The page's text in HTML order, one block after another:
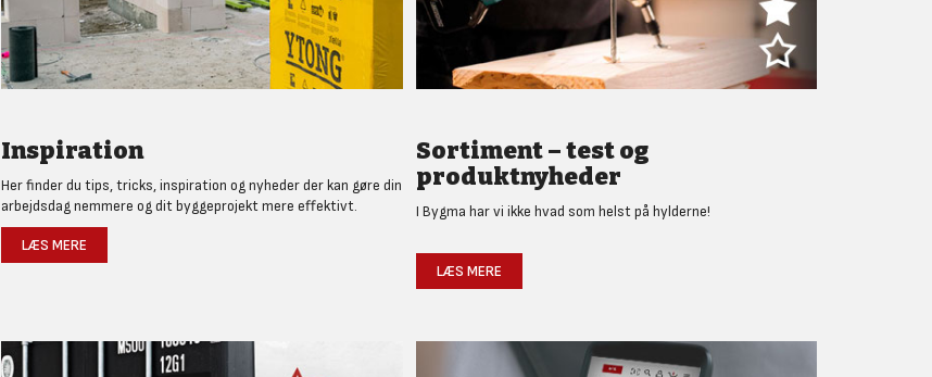
Inspiration
Her finder du tips, tricks, inspiration og nyheder der kan gøre din
arbejdsdag nemmere og dit byggeprojekt mere effektivt.
LÆS MERE
Sortiment – test og
produktnyheder
I Bygma har vi ikke hvad som helst på hylderne!
LÆS MERE